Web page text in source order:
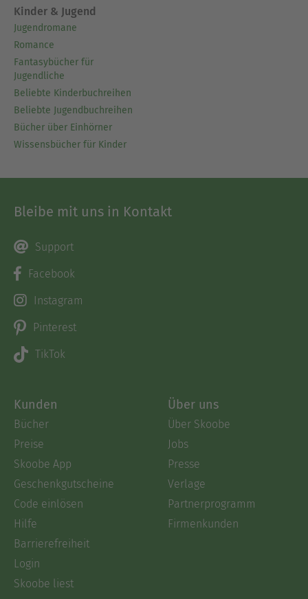
Kinder & Jugend
Jugendromane
Romance
Fantasybücher für
Jugendliche
Beliebte Kinderbuchreihen
Beliebte Jugendbuchreihen
Bücher über Einhörner
Wissensbücher für Kinder
Bleibe mit uns in Kontakt
Support
Facebook
Instagram
Pinterest
TikTok
Kunden
Bücher
Preise
Skoobe App
Geschenkgutscheine
Code einlösen
Hilfe
Barrierefreiheit
Login
Skoobe liest
Über uns
Über Skoobe
Jobs
Presse
Verlage
Partnerprogramm
Firmenkunden